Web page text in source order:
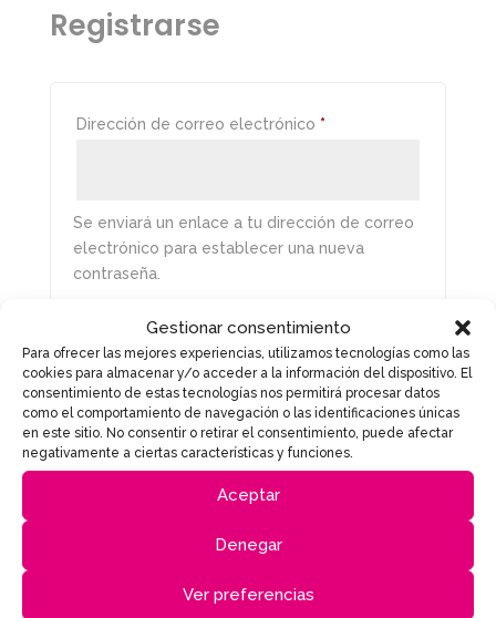
Gestionar consentimiento
Para ofrecer las mejores experiencias, utilizamos tecnologías como las
cookies para almacenar y/o acceder a la información del dispositivo. El
consentimiento de estas tecnologías nos permitirá procesar datos
como el comportamiento de navegación o las identificaciones únicas
en este sitio. No consentir o retirar el consentimiento, puede afectar
negativamente a ciertas características y funciones.
Aceptar
Denegar
Ver preferencias
Registrarse
Dirección de correo electrónico *Obligatorio
Se enviará un enlace a tu dirección de correo
electrónico para establecer una nueva
contraseña.
uno × 1 =
Tus datos personales se utilizarán para
procesar tu pedido, mejorar tu experiencia en
esta web, gestionar el acceso a tu cuenta y
otros propósitos descritos en nuestrapolítica
Registrarse